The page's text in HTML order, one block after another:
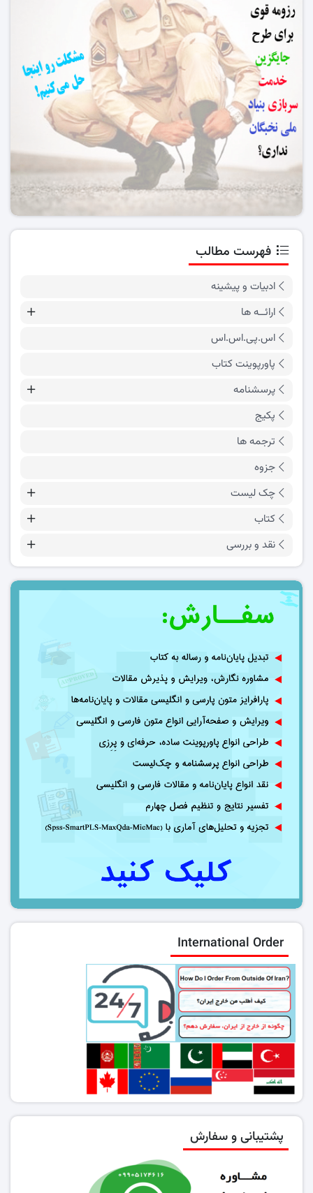
فهرست مطالب
ادبیات و پیشینه
ارائــه ها
اس.پی.اس.اس
پاورپوینت کتاب
پرسشنامه
پکیج
ترجمه ها
جزوه
چک لیست
کتاب
نقد و بررسی
International Order
پشتیبانی و سفارش